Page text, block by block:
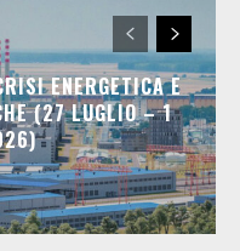
ENERGETICA E
(27 LUGLIO – 1